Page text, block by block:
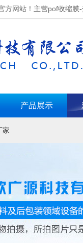
网站！主营pof收缩膜-
产品展示
家